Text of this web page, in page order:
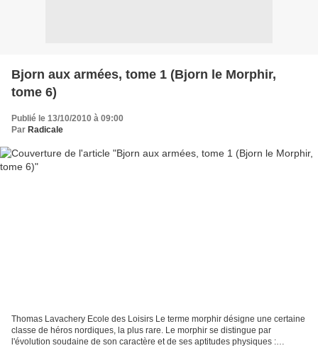
Bjorn aux armées, tome 1 (Bjorn le Morphir,
tome 6)
Publié le 13/10/2010 à 09:00
Par Radicale
Thomas Lavachery Ecole des Loisirs Le terme morphir désigne une certaine
classe de héros nordiques, la plus rare. Le morphir se distingue par
l'évolution soudaine de son caractère et de ses aptitudes physiques :